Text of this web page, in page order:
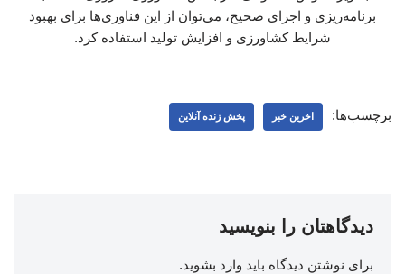
برنامه‌ریزی و اجرای صحیح، می‌توان از این فناوری‌ها برای بهبود
شرایط کشاورزی و افزایش تولید استفاده کرد.
برچسب‌ها: اخرین خبر پخش زنده آنلاین
دیدگاهتان را بنویسید
برای نوشتن دیدگاه باید وارد بشوید.